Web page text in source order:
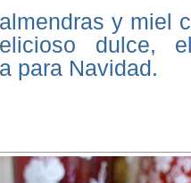
y miel
dulce,
para Navidad.